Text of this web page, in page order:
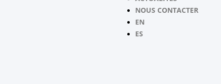
NOUS CONTACTER
EN
ES